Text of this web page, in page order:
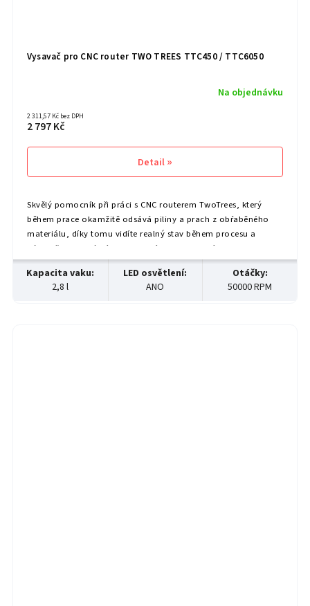
Vysavač pro CNC router TWO TREES TTC450 / TTC6050
Na objednávku
2 311,57 Kč bez DPH
2 797 Kč
Detail
Skvělý pomocník při práci s CNC routerem TwoTrees, který
během prace okamžitě odsává piliny a prach z obŕaběného
materiálu, díky tomu vidíte realný stav během procesu a
zároveň tak zabŕaníte roznesení prachu po místnosti. Po
ukončení frérování jej můžete od fŕezy...
Kapacita vaku:
2,8 l
LED osvětlení:
ANO
Otáčky:
50000 RPM